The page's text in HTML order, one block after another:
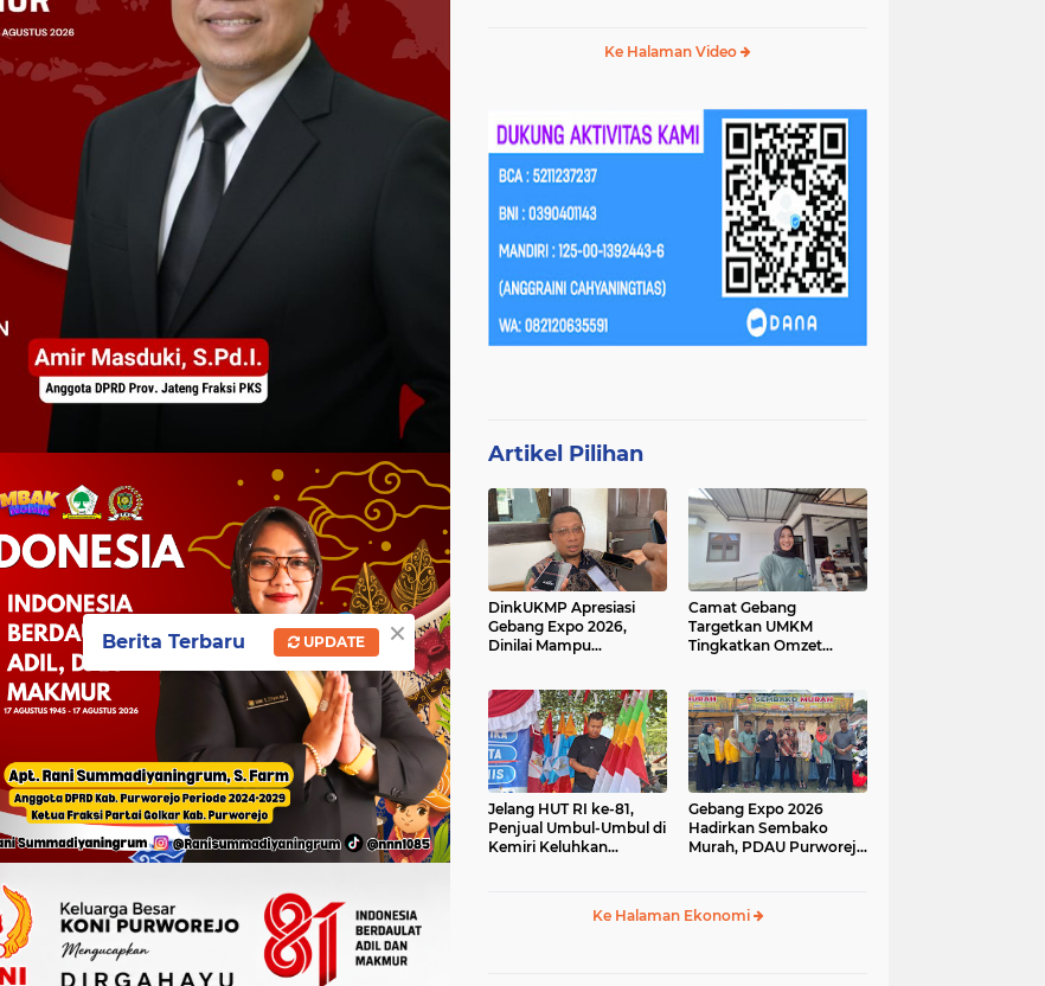
Ke Halaman Video
Artikel Pilihan
DinkUKMP Apresiasi
Gebang Expo 2026,
Dinilai Mampu
Lokal
Camat Gebang
Targetkan UMKM
Tingkatkan Omzet
Jelang HUT RI ke-81,
Penjual Umbul-Umbul di
Kemiri Keluhkan
Gebang Expo 2026
Hadirkan Sembako
Murah, PDAU Purworejo
Ke Halaman Ekonomi
×
Berita Terbaru UPDATE